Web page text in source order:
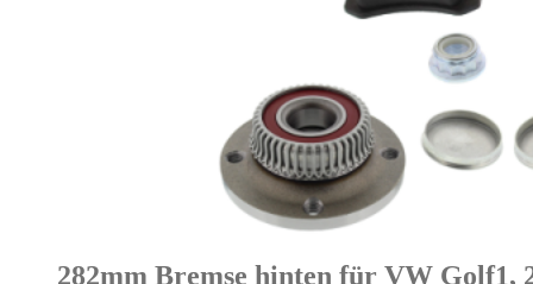
282mm Bremse hinten für VW Golf1,